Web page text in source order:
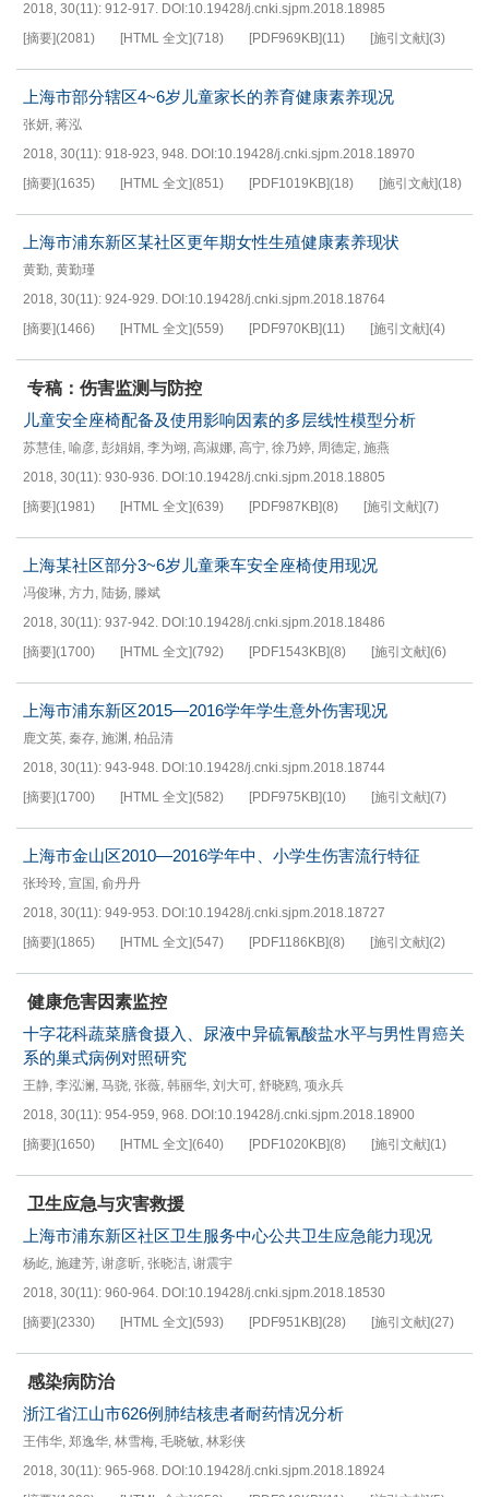
2018, 30(11): 912-917. DOI:10.19428/j.cnki.sjpm.2018.18985
[摘要](2081) [HTML 全文](718) [PDF969KB](11) [施引文献](3)
上海市部分辖区4~6岁儿童家长的养育健康素养现况
张妍, 蒋泓
2018, 30(11): 918-923, 948. DOI:10.19428/j.cnki.sjpm.2018.18970
[摘要](1635) [HTML 全文](851) [PDF1019KB](18) [施引文献](18)
上海市浦东新区某社区更年期女性生殖健康素养现状
黄勤, 黄勤瑾
2018, 30(11): 924-929. DOI:10.19428/j.cnki.sjpm.2018.18764
[摘要](1466) [HTML 全文](559) [PDF970KB](11) [施引文献](4)
专稿：伤害监测与防控
儿童安全座椅配备及使用影响因素的多层线性模型分析
苏慧佳, 喻彦, 彭娟娟, 李为翊, 高淑娜, 高宁, 徐乃婷, 周德定, 施燕
2018, 30(11): 930-936. DOI:10.19428/j.cnki.sjpm.2018.18805
[摘要](1981) [HTML 全文](639) [PDF987KB](8) [施引文献](7)
上海某社区部分3~6岁儿童乘车安全座椅使用现况
冯俊琳, 方力, 陆扬, 滕斌
2018, 30(11): 937-942. DOI:10.19428/j.cnki.sjpm.2018.18486
[摘要](1700) [HTML 全文](792) [PDF1543KB](8) [施引文献](6)
上海市浦东新区2015—2016学年学生意外伤害现况
鹿文英, 秦存, 施渊 , 柏品清
2018, 30(11): 943-948. DOI:10.19428/j.cnki.sjpm.2018.18744
[摘要](1700) [HTML 全文](582) [PDF975KB](10) [施引文献](7)
上海市金山区2010—2016学年中、小学生伤害流行特征
张玲玲, 宣国 , 俞丹丹
2018, 30(11): 949-953. DOI:10.19428/j.cnki.sjpm.2018.18727
[摘要](1865) [HTML 全文](547) [PDF1186KB](8) [施引文献](2)
健康危害因素监控
十字花科蔬菜膳食摄入、尿液中异硫氰酸盐水平与男性胃癌关
系的巢式病例对照研究
王静, 李泓澜 , 马骁, 张薇, 韩丽华, 刘大可, 舒晓鸥, 项永兵
2018, 30(11): 954-959, 968. DOI:10.19428/j.cnki.sjpm.2018.18900
[摘要](1650) [HTML 全文](640) [PDF1020KB](8) [施引文献](1)
卫生应急与灾害救援
上海市浦东新区社区卫生服务中心公共卫生应急能力现况
杨屹, 施建芳, 谢彦昕, 张晓洁, 谢震宇
2018, 30(11): 960-964. DOI:10.19428/j.cnki.sjpm.2018.18530
[摘要](2330) [HTML 全文](593) [PDF951KB](28) [施引文献](27)
感染病防治
浙江省江山市626例肺结核患者耐药情况分析
王伟华, 郑逸华, 林雪梅, 毛晓敏, 林彩侠
2018, 30(11): 965-968. DOI:10.19428/j.cnki.sjpm.2018.18924